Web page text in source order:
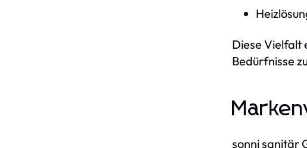
Diese Vielfalt
Bedürfnisse
sonni sanitär